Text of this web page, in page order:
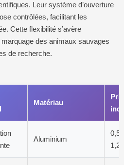
Leur système d’ouverture
contrôlées, facilitant les
Cette flexibilité s’avère
des animaux sauvages
de recherche.
Matériau
Prix
Aluminium